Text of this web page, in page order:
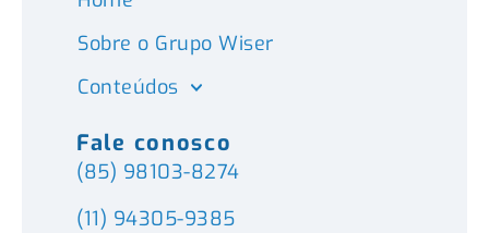
Sobre o Grupo Wiser
Conteúdos
Fale conosco
(85) 98103-8274
(11) 94305-9385